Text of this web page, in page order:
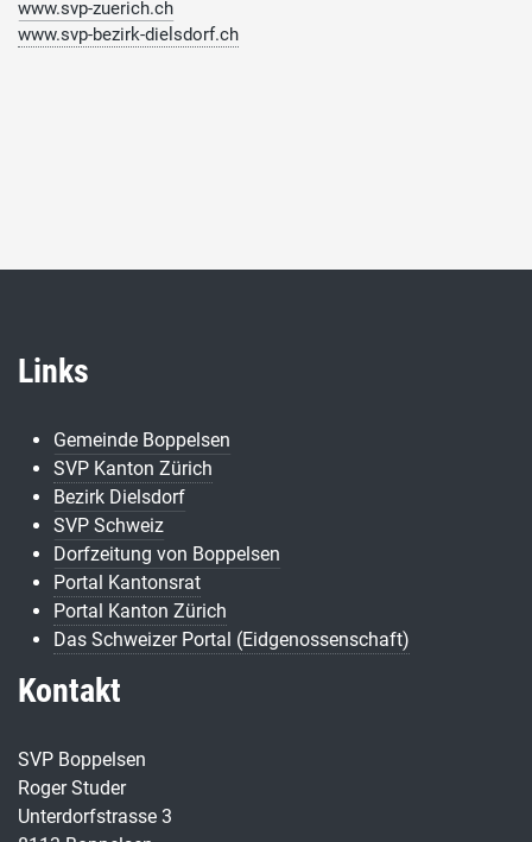
www.svp-zuerich.ch
www.svp-bezirk-dielsdorf.ch
Links
Gemeinde Boppelsen
SVP Kanton Zürich
Bezirk Dielsdorf
SVP Schweiz
Dorfzeitung von Boppelsen
Portal Kantonsrat
Portal Kanton Zürich
Das Schweizer Portal (Eidgenossenschaft)
Kontakt
SVP Boppelsen
Roger Studer
Unterdorfstrasse 3